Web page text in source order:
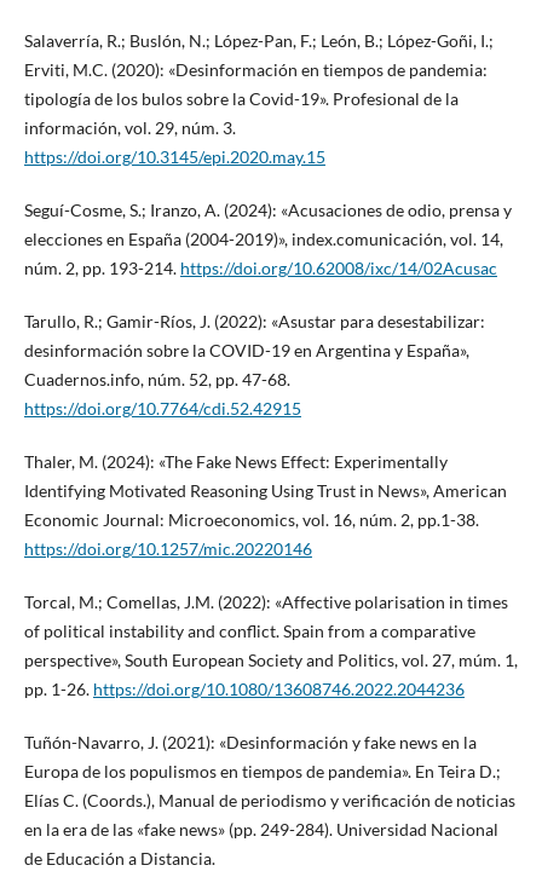
Salaverría, R.; Buslón, N.; López-Pan, F.; León, B.; López-Goñi, I.;
Erviti, M.C. (2020): «Desinformación en tiempos de pandemia:
tipología de los bulos sobre la Covid-19». Profesional de la
información, vol. 29, núm. 3.
https://doi.org/10.3145/epi.2020.may.15
Seguí-Cosme, S.; Iranzo, A. (2024): «Acusaciones de odio, prensa y
elecciones en España (2004-2019)», index.comunicación, vol. 14,
núm. 2, pp. 193-214. https://doi.org/10.62008/ixc/14/02Acusac
Tarullo, R.; Gamir-Ríos, J. (2022): «Asustar para desestabilizar:
desinformación sobre la COVID-19 en Argentina y España»,
Cuadernos.info, núm. 52, pp. 47-68.
https://doi.org/10.7764/cdi.52.42915
Thaler, M. (2024): «The Fake News Effect: Experimentally
Identifying Motivated Reasoning Using Trust in News», American
Economic Journal: Microeconomics, vol. 16, núm. 2, pp.1-38.
https://doi.org/10.1257/mic.20220146
Torcal, M.; Comellas, J.M. (2022): «Affective polarisation in times
of political instability and conflict. Spain from a comparative
perspective», South European Society and Politics, vol. 27, múm. 1,
pp. 1-26. https://doi.org/10.1080/13608746.2022.2044236
Tuñón-Navarro, J. (2021): «Desinformación y fake news en la
Europa de los populismos en tiempos de pandemia». En Teira D.;
Elías C. (Coords.), Manual de periodismo y verificación de noticias
en la era de las «fake news» (pp. 249-284). Universidad Nacional
de Educación a Distancia.